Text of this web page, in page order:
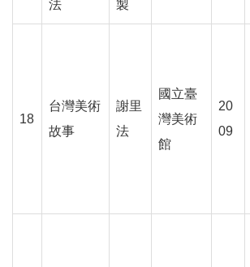
私
策
法
製
18
台灣美術
故事
謝里
法
國立臺
灣美術
館
20
09